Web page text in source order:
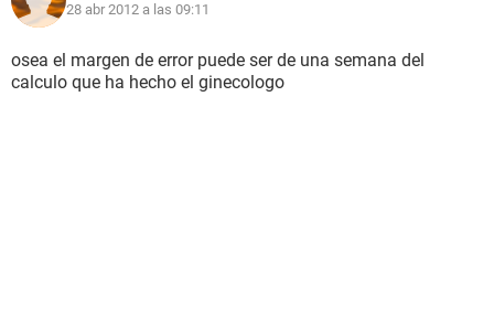
28 abr 2012 a las 09:11
osea el margen de error puede ser de una semana del
calculo que ha hecho el ginecologo